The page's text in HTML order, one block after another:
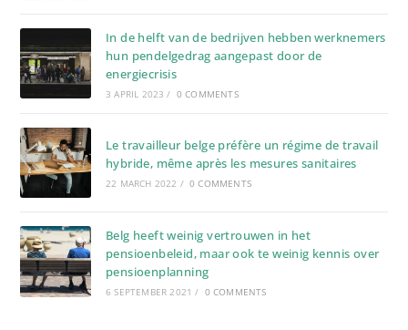
In de helft van de bedrijven hebben werknemers
hun pendelgedrag aangepast door de
energiecrisis
3 APRIL 2023 / 0 COMMENTS
Le travailleur belge préfère un régime de travail
hybride, même après les mesures sanitaires
22 MARCH 2022 / 0 COMMENTS
Belg heeft weinig vertrouwen in het
pensioenbeleid, maar ook te weinig kennis over
pensioenplanning
6 SEPTEMBER 2021 / 0 COMMENTS